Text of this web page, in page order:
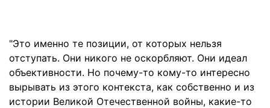
"Это именно те позиции, от которых нельзя
отступать. Они никого не оскорбляют. Они идеал
объективности. Но почему-то кому-то интересно
вырывать из этого контекста, как собственно и из
истории Великой Отечественной войны, какие-то